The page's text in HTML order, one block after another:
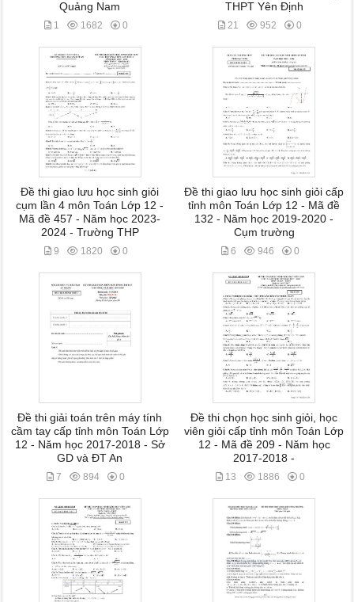
Quảng Nam
1 1682 0
THPT Yên Định
21 952 0
Đề thi giao lưu học sinh giỏi
cụm lần 4 môn Toán Lớp 12 -
Mã đề 457 - Năm học 2023-
2024 - Trường THP
9 1820 0
Đề thi giao lưu học sinh giỏi cấp
tỉnh môn Toán Lớp 12 - Mã đề
132 - Năm học 2019-2020 -
Cụm trường
6 946 0
Đề thi giải toán trên máy tính
cầm tay cấp tỉnh môn Toán Lớp
12 - Năm học 2017-2018 - Sở
GD và ĐT An
7 894 0
Đề thi chọn học sinh giỏi, học
viên giỏi cấp tỉnh môn Toán Lớp
12 - Mã đề 209 - Năm học
2017-2018 -
13 1886 0